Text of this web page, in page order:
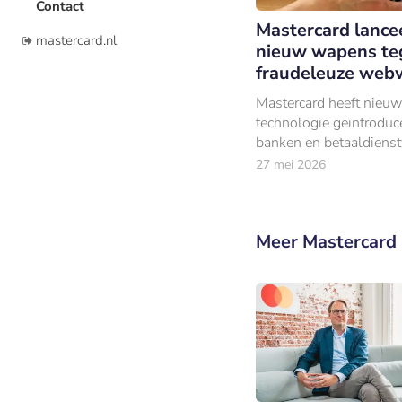
Contact
mastercard.nl
Mastercard
nieuw wapens
fraudeleuze
Mastercard heeft
technologie
banken en
beter te ondersteunen
27 mei 2026
Meer